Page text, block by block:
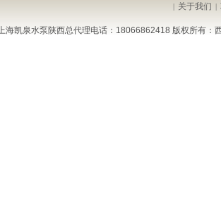
| 关于我们 |
海凯泉水泵陕西总代理电话：18066862418 版权所有